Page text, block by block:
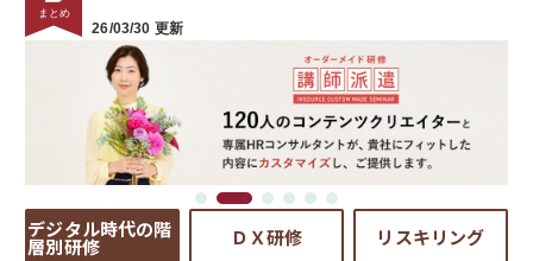
26/03/30 更新
デジタル時代の階
層別研修 ＤＸ研修 リスキリング